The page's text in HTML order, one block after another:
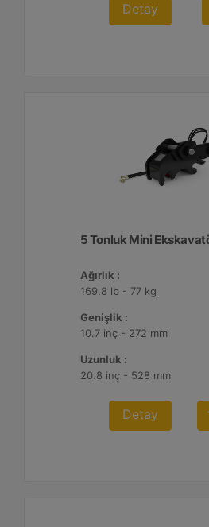
Detay
5 Tonluk Mini
Ağırlık :
169.8 lb - 77 kg
Genişlik :
10.7 inç - 272 mm
Uzunluk :
20.8 inç - 528 mm
Detay